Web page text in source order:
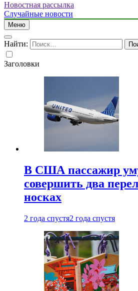
Новостная рассылка
Случайные новости
Меню
Найти:
Заголовки
В США пассажир
совершить два
носках
2 года спустя2 года спустя